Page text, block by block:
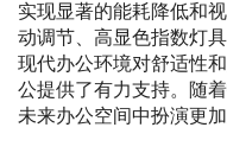
实现显著的能耗降低和
动调节、高显色指数灯
现代办公环境对舒适性
公提供了有力支持。随
未来办公空间中扮演更加